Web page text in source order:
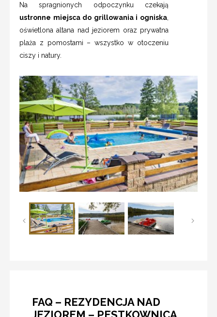
Na spragnionych odpoczynku czekają
ustronne miejsca do grillowania i ogniska
oświetlona altana nad jeziorem oraz prywatna
plaża z pomostami – wszystko w otoczeniu
ciszy i natury.
FAQ – REZYDENCJA NAD